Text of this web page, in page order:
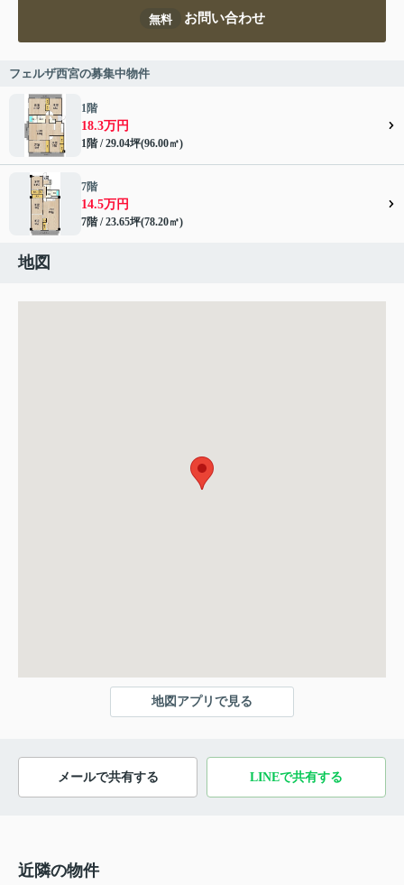
無料 お問い合わせ
フェルザ西宮の募集中物件
1階
18.3万円
1階 / 29.04坪(96.00㎡)
7階
14.5万円
7階 / 23.65坪(78.20㎡)
地図
地図アプリで見る
メールで共有する LINEで共有する
近隣の物件